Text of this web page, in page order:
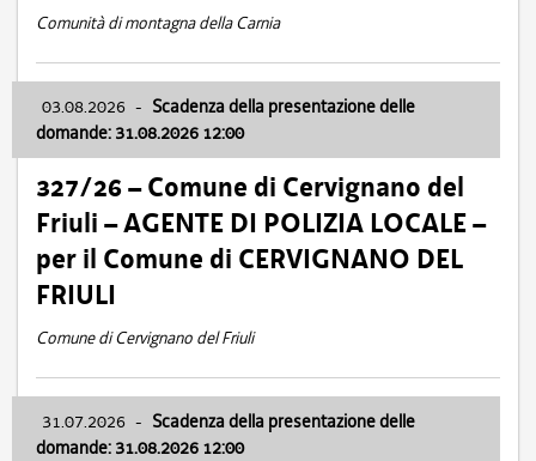
Comunità di montagna della Carnia
03.08.2026 - Scadenza della presentazione delle
domande: 31.08.2026 12:00
327/26 – Comune di Cervignano del
Friuli – AGENTE DI POLIZIA LOCALE –
per il Comune di CERVIGNANO DEL
FRIULI
Comune di Cervignano del Friuli
31.07.2026 - Scadenza della presentazione delle
domande: 31.08.2026 12:00